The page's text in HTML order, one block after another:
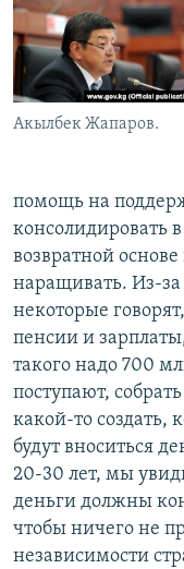
Акылбек Жапаров.
помощь на
консолидировать
возвратной
наращивать. Из-
некоторые
пенсии и
такого надо 700
поступают,
какой-то создать,
будут вноситься
20-30 лет, мы
деньги должны
чтобы ничего не
независимости